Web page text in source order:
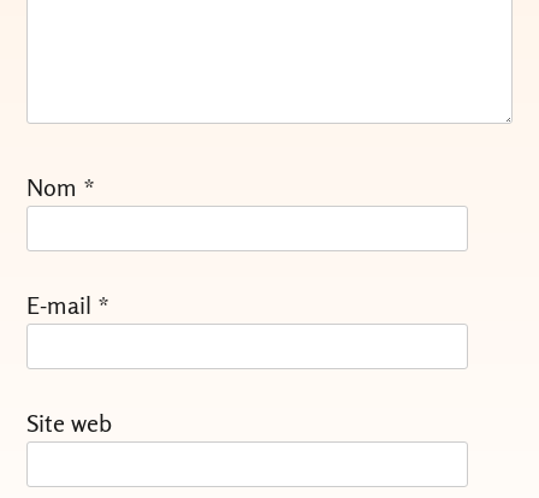
Nom *
E-mail *
Site web